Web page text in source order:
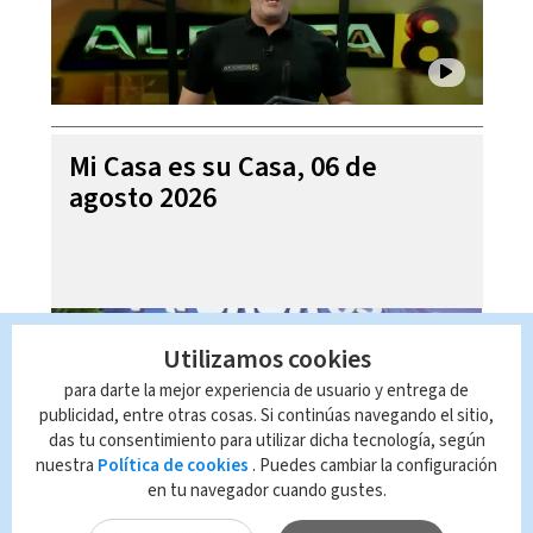
Mi Casa es su Casa, 06 de
agosto 2026
Utilizamos cookies
para darte la mejor experiencia de usuario y entrega de
publicidad, entre otras cosas. Si continúas navegando el sitio,
das tu consentimiento para utilizar dicha tecnología, según
nuestra Política de cookies . Puedes cambiar la configuración
en tu navegador cuando gustes.